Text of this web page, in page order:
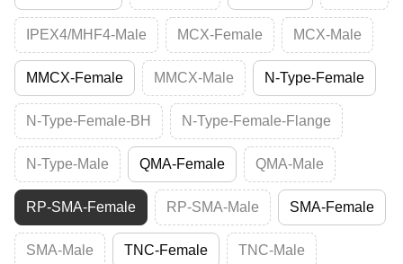
IPEX4/MHF4-Male MCX-Female MCX-Male
MMCX-Female MMCX-Male N-Type-Female
N-Type-Female-BH N-Type-Female-Flange
N-Type-Male QMA-Female QMA-Male
RP-SMA-Female RP-SMA-Male SMA-Female
SMA-Male TNC-Female TNC-Male